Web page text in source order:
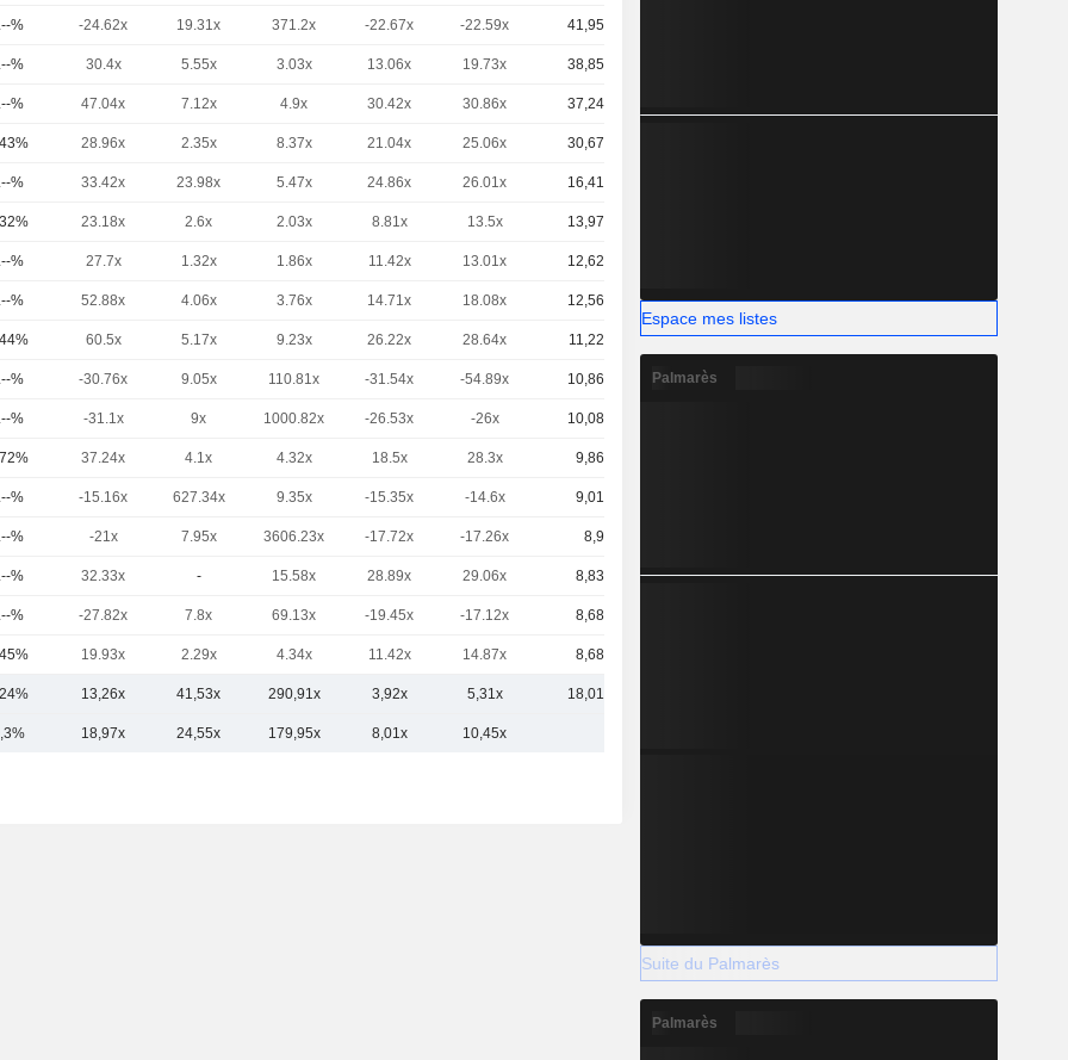
% -24.62x 19.31x 371.2x -22.67x -22.59x 41,95 Md
% 30.4x 5.55x 3.03x 13.06x 19.73x 38,85 Md
% 47.04x 7.12x 4.9x 30.42x 30.86x 37,24 Md
28.96x 2.35x 8.37x 21.04x 25.06x 30,67 Md
% 33.42x 23.98x 5.47x 24.86x 26.01x 16,41 Md
23.18x 2.6x 2.03x 8.81x 13.5x 13,97 Md
% 27.7x 1.32x 1.86x 11.42x 13.01x 12,62 Md
% 52.88x 4.06x 3.76x 14.71x 18.08x 12,56 Md
60.5x 5.17x 9.23x 26.22x 28.64x 11,22 Md
% -30.76x 9.05x 110.81x -31.54x -54.89x 10,86 Md
% -31.1x 9x 1000.82x -26.53x -26x 10,08 Md
37.24x 4.1x 4.32x 18.5x 28.3x 9,86 Md
% -15.16x 627.34x 9.35x -15.35x -14.6x 9,01 Md
% -21x 7.95x 3606.23x -17.72x -17.26x 8,9 Md
% 32.33x - 15.58x 28.89x 29.06x 8,83 Md
% -27.82x 7.8x 69.13x -19.45x -17.12x 8,68 Md
19.93x 2.29x 4.34x 11.42x 14.87x 8,68 Md
13,26x 41,53x 290,91x 3,92x 5,31x 18,01 Md
18,97x 24,55x 179,95x 8,01x 10,45x
Espace mes listes
Palmarès
Suite du Palmarès
Palmarès